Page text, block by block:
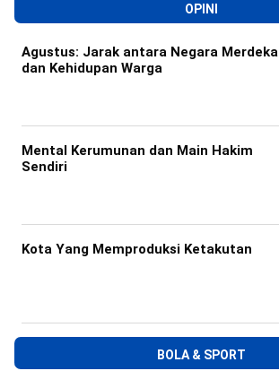
OPINI
Agustus: Jarak antara Negara Merdeka
dan Kehidupan Warga
Mental Kerumunan dan Main Hakim
Sendiri
Kota Yang Memproduksi Ketakutan
BOLA & SPORT